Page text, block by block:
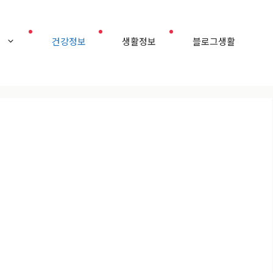
건강정보 생활정보 블로그생활